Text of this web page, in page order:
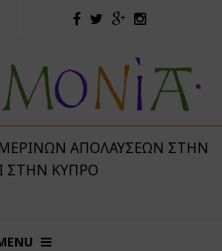
ΑΠΟΛΑΎΣΕΩΝ ΣΤΗΝ
ΣΤΗΝ ΚΎΠΡΟ